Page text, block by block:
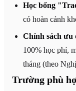
Học bổng
có hoàn cảnh
Chính sách ưu
100% học phí,
tháng (theo
Trường phù